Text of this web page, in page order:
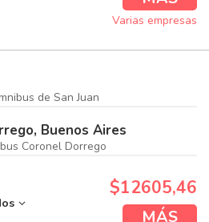
Varias empresas
de San Juan
Buenos Aires
Coronel Dorrego
$12605,46
MÁS